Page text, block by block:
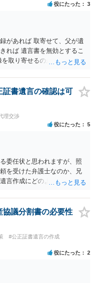
役にたった 3
があれば 取寄せて、父が遺
れば 遺言書を無効とするこ
取り寄せるのが重要となり
証書遺言の確認は可
理交渉
役にたった 5
委任状と思われますが、照
を受けた弁護士なのか、兄
言作成にどのような立場で
人から依頼を受けているの
題となります。母親が貴方
の内容にも、弁護士との連
控えの確認等が含まれてい
を求める余地はあります。
護士である場合には、兄の
また、親族間で利害対立が
思確認の観点から、委任状
協議分割書の必要性
#公正証書遺言の作成
役にたった 2